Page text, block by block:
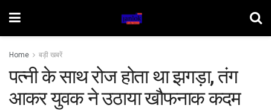
Home बड़ी खबरें
पत्नी के साथ रोज होता था झगड़ा, तंग
आकर युवक ने उठाया खौफनाक कदम